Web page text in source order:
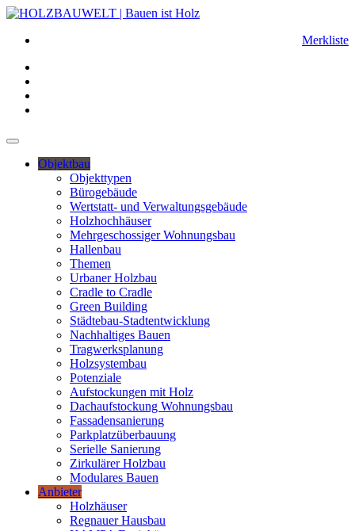
Merkliste
Objektbau
Objekttypen
Bürogebäude
Wertstatt- und Verwaltungsgebäude
Holzhochhäuser
Mehrgeschossiger Wohnungsbau
Hallenbau
Themen
Urbaner Holzbau
Cradle to Cradle
Green Building
Städtebau-Stadtentwicklung
Nachhaltiges Bauen
Tragwerksplanung
Holzsystembau
Potenziale
Aufstockungen mit Holz
Dachaufstockung Wohnungsbau
Fassadensanierung
Parkplatzüberbauung
Serielle Sanierung
Zirkulärer Holzbau
Modulares Bauen
Anbieter
Holzhäuser
Regnauer Hausbau